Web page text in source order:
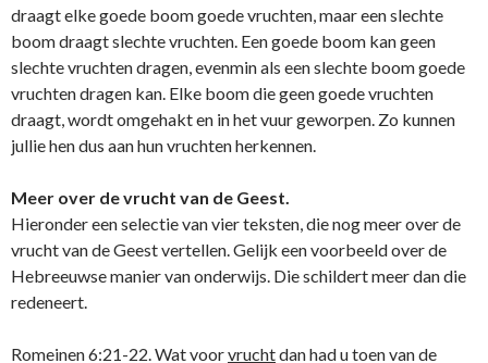
draagt elke goede boom goede vruchten, maar een slechte
boom draagt slechte vruchten. Een goede boom kan geen
slechte vruchten dragen, evenmin als een slechte boom goede
vruchten dragen kan. Elke boom die geen goede vruchten
draagt, wordt omgehakt en in het vuur geworpen. Zo kunnen
jullie hen dus aan hun vruchten herkennen.
Meer over de vrucht van de Geest.
Hieronder een selectie van vier teksten, die nog meer over de
vrucht van de Geest vertellen. Gelijk een voorbeeld over de
Hebreeuwse manier van onderwijs. Die schildert meer dan die
redeneert.
Romeinen 6:21-22. Wat voorvruchtdan had u toen van de